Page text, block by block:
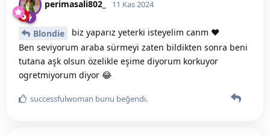
perimasali802_ 11 Kas 2024
Blondie
biz yaparız yeterki isteyelim canm ♥️
Ben seviyorum araba sürmeyi zaten bildikten sonra beni
tutana aşk olsun özelikle eşime diyorum korkuyor
ogretmiyorum diyor 😂
successfulwoman bunu beğendi.